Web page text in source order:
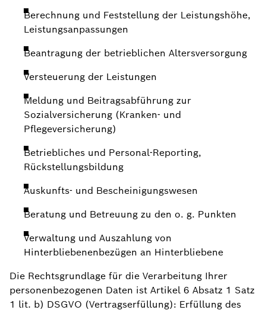
Berechnung und Feststellung der Leistungshöhe,
Leistungsanpassungen
Beantragung der betrieblichen Altersversorgung
Versteuerung der Leistungen
Meldung und Beitragsabführung zur
Sozialversicherung (Kranken- und
Pflegeversicherung)
Betriebliches und Personal-Reporting,
Rückstellungsbildung
Auskunfts- und Bescheinigungswesen
Beratung und Betreuung zu den o. g. Punkten
Verwaltung und Auszahlung von
Hinterbliebenenbezügen an Hinterbliebene
Die Rechtsgrundlage für die Verarbeitung Ihrer
personenbezogenen Daten ist Artikel 6 Absatz 1 Satz
1 lit. b) DSGVO (Vertragserfüllung): Erfüllung des